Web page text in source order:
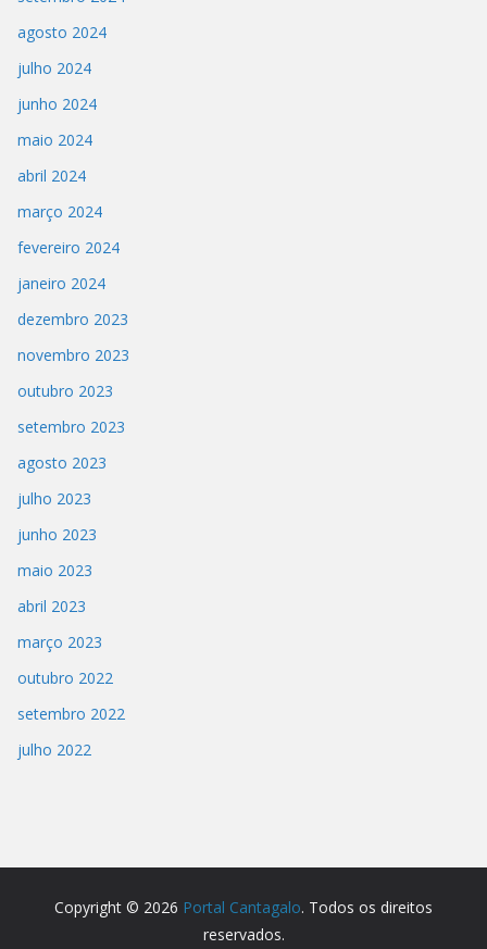
agosto 2024
julho 2024
junho 2024
maio 2024
abril 2024
março 2024
fevereiro 2024
janeiro 2024
dezembro 2023
novembro 2023
outubro 2023
setembro 2023
agosto 2023
julho 2023
junho 2023
maio 2023
abril 2023
março 2023
outubro 2022
setembro 2022
julho 2022
Copyright © 2026 Portal Cantagalo. Todos os direitos
reservados.